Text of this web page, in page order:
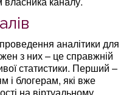
аналітики для
з них – це справжній
​​статистики. Перший –
і блогерам, які вже